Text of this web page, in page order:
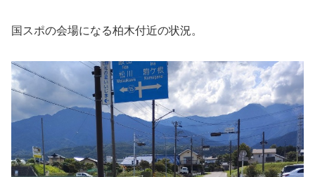
国スポの会場になる柏木付近の状況。